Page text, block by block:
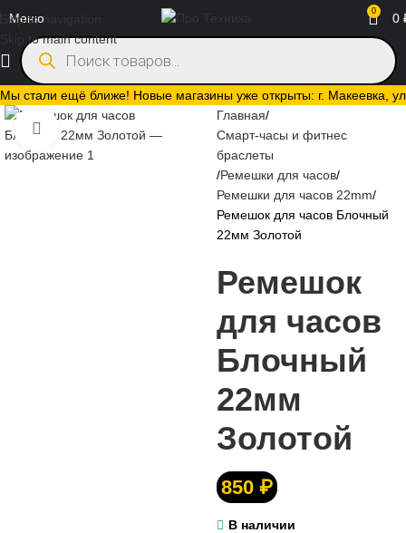
Skip to navigation
Skip to main content
Мы стали ещё ближе! Новые магазины уже открыты: г. Макеевка,
Меню 0 0
Нажмите, чтобы увеличить
Главная
Смарт-часы и фитнес
браслеты
Ремешки для часов
Ремешки для часов 22mm
Ремешок для часов Блочный
22мм Золотой
Ремешок
для часов
Блочный
22мм
Золотой
850 ₽
В наличии